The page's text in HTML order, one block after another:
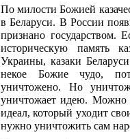
По милости Божией
в Беларуси. В России
признано государством.
историческую память
Украины, казаки
некое Божие чудо,
уничтожено. Но
уничтожает идею. Можно
идеал, который уходит
нужно уничтожить сам